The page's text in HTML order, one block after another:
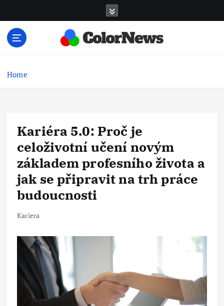
o
Home
Kariéra 5.0: Proč je
celoživotní učení novým
základem profesního života a
jak se připravit na trh práce
budoucnosti
Kariera